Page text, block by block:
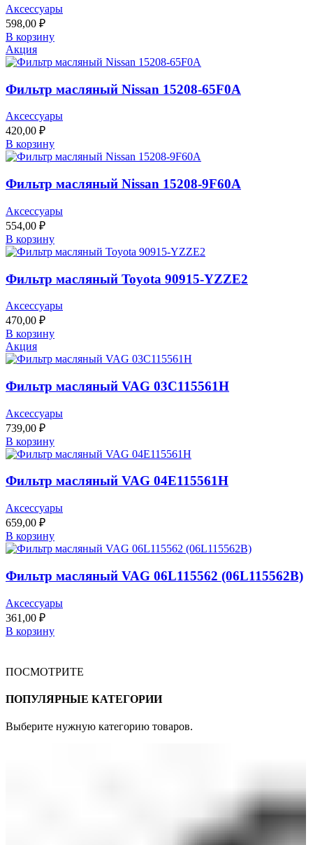
Аксессуары
598,00 ₽
В корзину
Акция
Фильтр масляный Nissan 15208-65F0A
Аксессуары
420,00 ₽
В корзину
Фильтр масляный Nissan 15208-9F60A
Аксессуары
554,00 ₽
В корзину
Фильтр масляный Toyota 90915-YZZE2
Аксессуары
470,00 ₽
В корзину
Акция
Фильтр масляный VAG 03C115561H
Аксессуары
739,00 ₽
В корзину
Фильтр масляный VAG 04E115561H
Аксессуары
659,00 ₽
В корзину
Фильтр масляный VAG 06L115562 (06L115562B)
Аксессуары
361,00 ₽
В корзину
ПОСМОТРИТЕ
ПОПУЛЯРНЫЕ КАТЕГОРИИ
Выберите нужную категорию товаров.